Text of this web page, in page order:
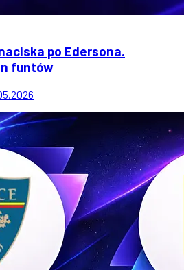
po Edersona.
funtów